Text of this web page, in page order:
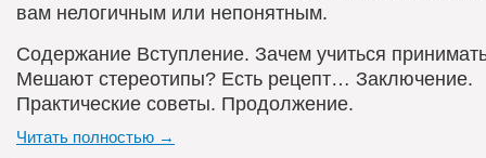
вам нелогичным или непонятным.
Содержание Вступление. Зачем учиться
Мешают стереотипы? Есть рецепт… Заключение.
Практические советы. Продолжение.
Читать полностью →